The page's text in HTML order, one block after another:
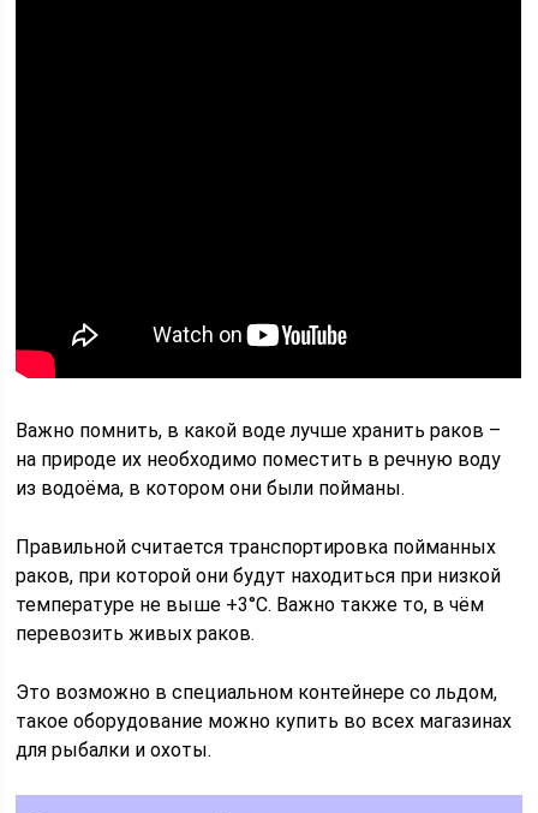
Важно помнить, в какой воде лучше хранить раков –
на природе их необходимо поместить в речную воду
из водоёма, в котором они были пойманы.
Правильной считается транспортировка пойманных
раков, при которой они будут находиться при низкой
температуре не выше +3°С. Важно также то, в чём
перевозить живых раков.
Это возможно в специальном контейнере со льдом,
такое оборудование можно купить во всех магазинах
для рыбалки и охоты.